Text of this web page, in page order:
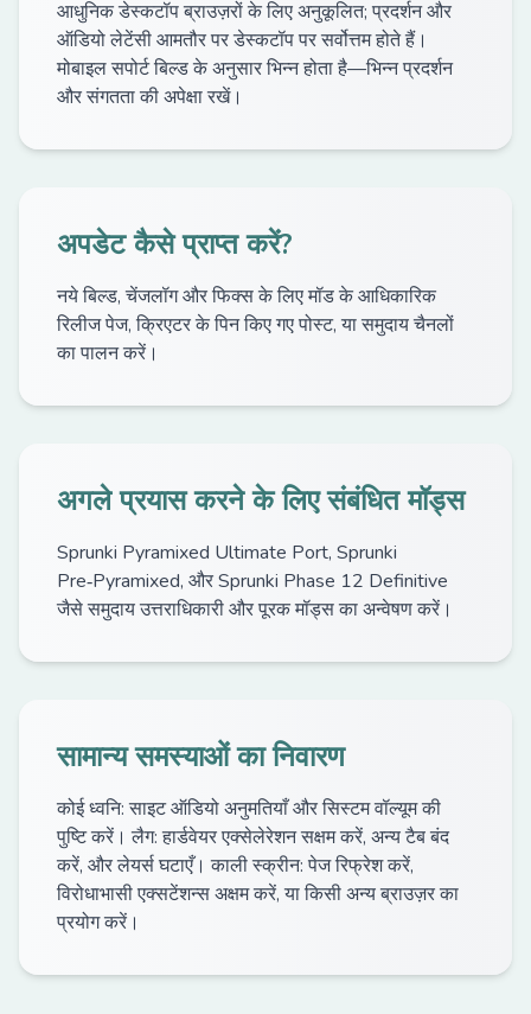
आधुनिक डेस्कटॉप ब्राउज़रों के लिए अनुकूलित; प्रदर्शन और
ऑडियो लेटेंसी आमतौर पर डेस्कटॉप पर सर्वोत्तम होते हैं।
मोबाइल सपोर्ट बिल्ड के अनुसार भिन्न होता है—भिन्न प्रदर्शन
और संगतता की अपेक्षा रखें।
अपडेट कैसे प्राप्त करें?
नये बिल्ड, चेंजलॉग और फिक्स के लिए मॉड के आधिकारिक
रिलीज पेज, क्रिएटर के पिन किए गए पोस्ट, या समुदाय चैनलों
का पालन करें।
अगले प्रयास करने के लिए संबंधित मॉड्स
Sprunki Pyramixed Ultimate Port, Sprunki
Pre‑Pyramixed, और Sprunki Phase 12 Definitive
जैसे समुदाय उत्तराधिकारी और पूरक मॉड्स का अन्वेषण करें।
सामान्य समस्याओं का निवारण
कोई ध्वनि: साइट ऑडियो अनुमतियाँ और सिस्टम वॉल्यूम की
पुष्टि करें। लैग: हार्डवेयर एक्सेलेरेशन सक्षम करें, अन्य टैब बंद
करें, और लेयर्स घटाएँ। काली स्क्रीन: पेज रिफ्रेश करें,
विरोधाभासी एक्सटेंशन्स अक्षम करें, या किसी अन्य ब्राउज़र का
प्रयोग करें।